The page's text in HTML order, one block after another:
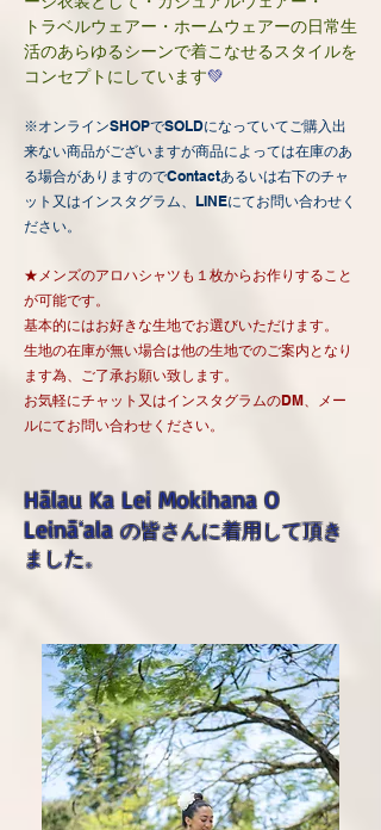
トラベルウェアー・ホームウェアーの日常生
活のあらゆるシーンで着こなせるスタイルを
コンセプトにしています💚
※オンラインSHOPでSOLDになっていてご購入出
来ない商品がございますが商品によっては在庫のあ
る場合がありますのでContactあるいは右下のチャ
ット又はインスタグラム、LINEにてお問い合わせく
ださい。
★メンズのアロハシャツも１枚からお作りすること
が可能です。
基本的にはお好きな生地でお選びいただけます。
生地の在庫が無い場合は他の生地でのご案内となり
ます為、ご了承お願い致します。
​お気軽にチャット又はインスタグラムのDM、メー
ルにてお問い合わせください。
Hālau Ka Lei Mokihana O
Leināʻala の皆さんに着用して頂き
ました。